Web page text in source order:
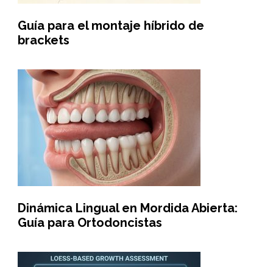
Guía para el montaje híbrido de
brackets
Dinámica Lingual en Mordida Abierta:
Guía para Ortodoncistas